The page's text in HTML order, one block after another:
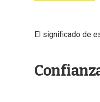
El significado de